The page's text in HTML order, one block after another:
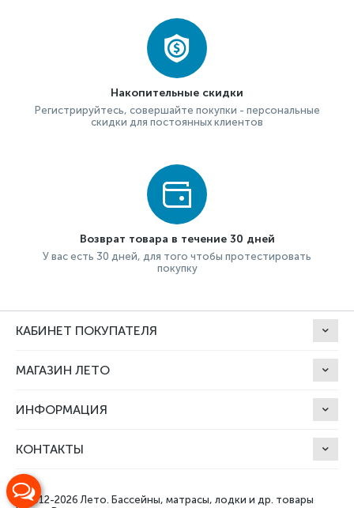
Накопительные скидки
Регистрируйтесь, совершайте покупки - персональные
скидки для постоянных клиентов
Возврат товара в течение 30 дней
У вас есть 30 дней, для того чтобы протестировать
покупку
КАБИНЕТ ПОКУПАТЕЛЯ
МАГАЗИН ЛЕТО
ИНФОРМАЦИЯ
КОНТАКТЫ
© 2012-2026 Лето. Бассейны, матрасы, лодки и др. товары